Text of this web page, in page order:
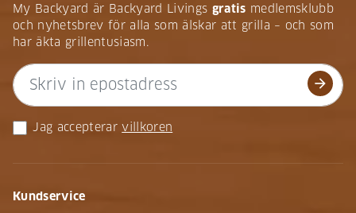
My Backyard är Backyard Livings gratis medlemsklubb
och nyhetsbrev för alla som älskar att grilla – och som
har äkta grillentusiasm.
arrow_forward
Jag accepterar villkoren
Kundservice